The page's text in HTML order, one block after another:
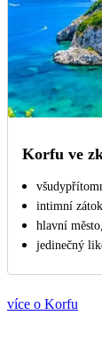
Korfu ve
intimní
hlavní
jedinečný
více o Korfu